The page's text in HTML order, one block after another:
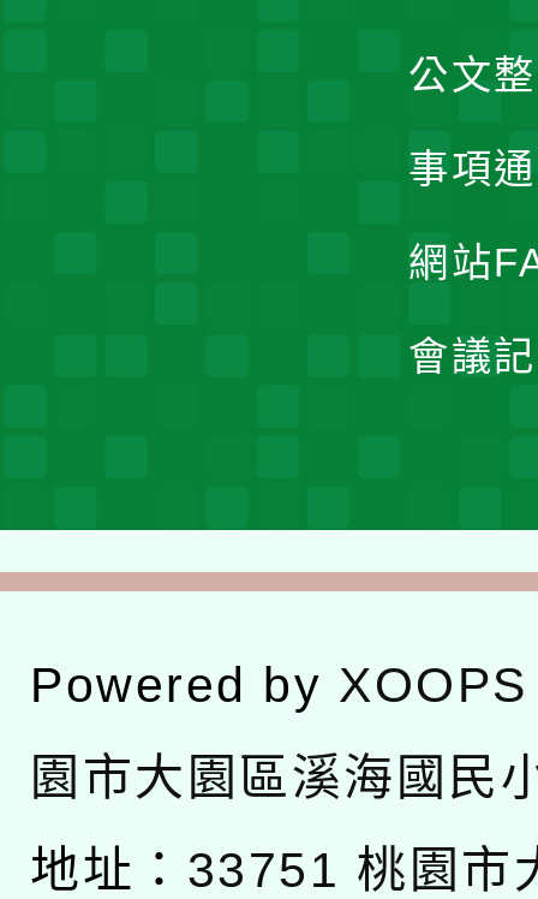
公文
事項
網站
會議
Powered by XOOPS
園市大園區溪海國民
地址： 33751 桃園市